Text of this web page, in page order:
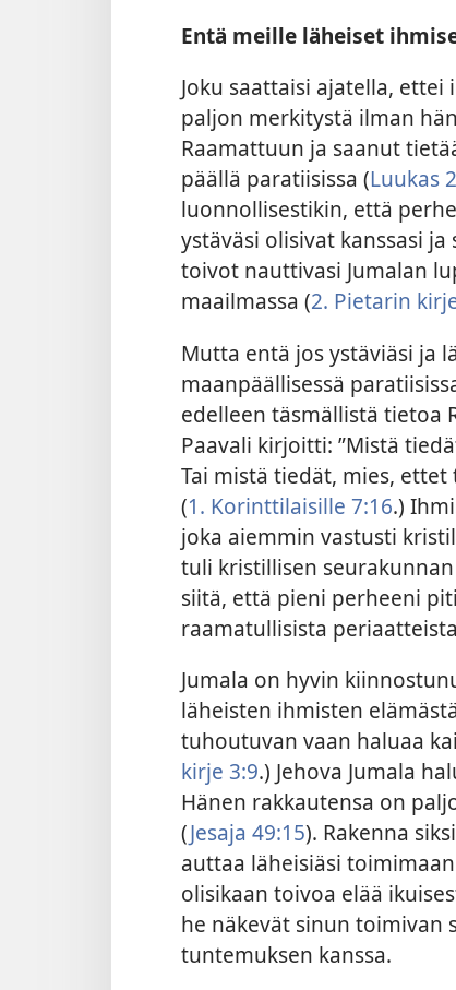
Entä meille läheiset
Joku saattaisi ajatella,
paljon merkitystä ilman
Raamattuun ja saanut
päällä paratiisissa (Luukas
luonnollisestikin, että
ystäväsi olisivat kanssasi
toivot nauttivasi Jumalan
maailmassa (2. Pietarin
Mutta entä jos ystäviäsi ja
maanpäällisessä
edelleen täsmällistä tietoa
Paavali kirjoitti: ”Mistä
Tai mistä tiedät, mies, ettet
(1. Korinttilaisille 7:16.)
joka aiemmin vastusti
tuli kristillisen
siitä, että pieni perheeni
raamatullisista
Jumala on hyvin
läheisten ihmisten
tuhoutuvan vaan haluaa
kirje 3:9.) Jehova Jumala
Hänen rakkautensa on
(Jesaja 49:15). Rakenna
auttaa läheisiäsi
olisikaan toivoa elää
he näkevät sinun toimivan
tuntemuksen kanssa.